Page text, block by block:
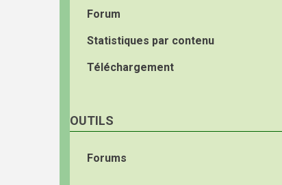
Forum
Statistiques par contenu
Téléchargement
OUTILS
Forums